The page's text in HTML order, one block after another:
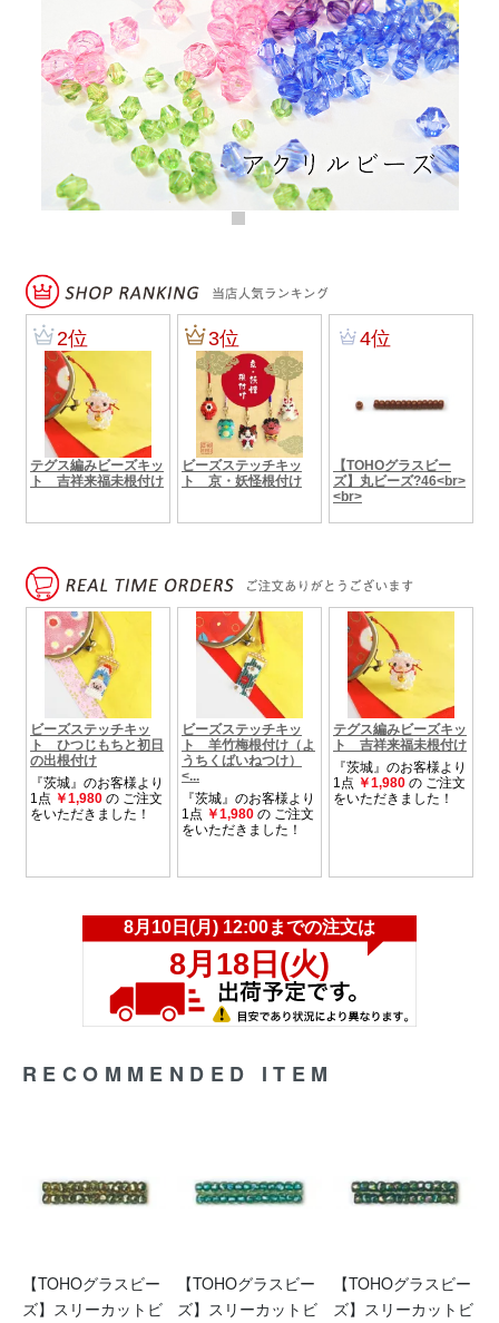
RECOMMENDED ITEM
【TOHOグラスビー
ズ】スリーカットビ
【TOHOグラスビー
ズ】スリーカットビ
【TOHOグラスビー
ズ】スリーカットビ